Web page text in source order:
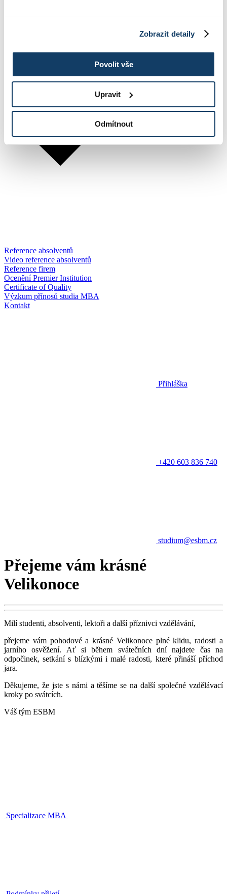
Zobrazit detaily
Povolit vše
Upravit
Odmítnout
Reference absolventů
Video reference absolventů
Reference firem
Ocenění Premier Institution
Certificate of Quality
Výzkum přínosů studia MBA
Kontakt
Přihláška
+420 603 836 740
studium@esbm.cz
Přejeme vám krásné
Velikonoce
Milí studenti, absolventi, lektoři a další příznivci vzdělávání,
přejeme vám pohodové a krásné Velikonoce plné klidu, radosti a
jarního osvěžení. Ať si během svátečních dní najdete čas na
odpočinek, setkání s blízkými i malé radosti, které přináší příchod
jara.
Děkujeme, že jste s námi a těšíme se na další společné vzdělávací
kroky po svátcích.
Váš tým ESBM
Specializace MBA